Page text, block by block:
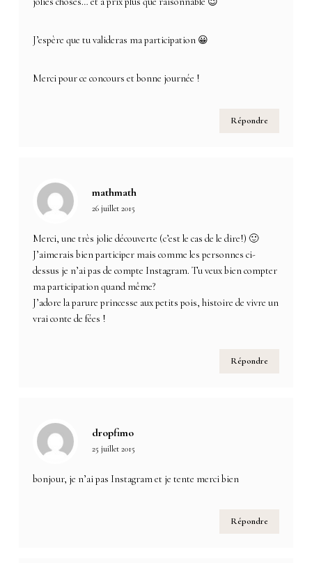
J’espère que tu valideras ma participation 😀
Merci pour ce concours et bonne journée !
Répondre
mathmath
26 juillet 2015
Merci, une très jolie découverte (c’est le cas de le dire!) 🙂
J’aimerais bien participer mais comme les personnes ci-
dessus je n’ai pas de compte Instagram. Tu veux bien compter
ma participation quand même?
J’adore la parure princesse aux petits pois, histoire de vivre un
vrai conte de fées !
Répondre
dropfimo
25 juillet 2015
bonjour, je n’ai pas Instagram et je tente merci bien
Répondre